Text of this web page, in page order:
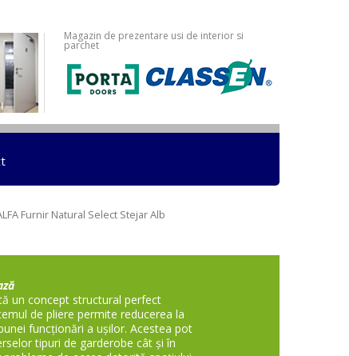
Magazin de prezentare usi de interior si
parchet
Furnir Natural Select Stejar Alb
un concept structural perfect
de pliere permite reducerea la
funcţionări a uşilor. Acestea pot
tipuri de garderobe cât şi în